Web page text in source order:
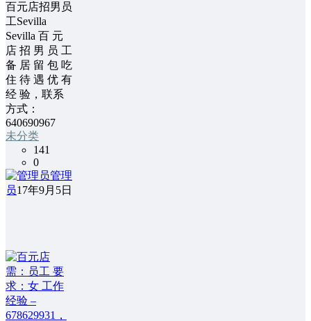
百元店招男员
工Sevilla
Sevilla 百 元
店 招 男 员 工
备 居 留 包 吃
住 待 遇 优 有
经 验，联系
方式：
640690967
未分类
141
0
管理
员17年9月5日